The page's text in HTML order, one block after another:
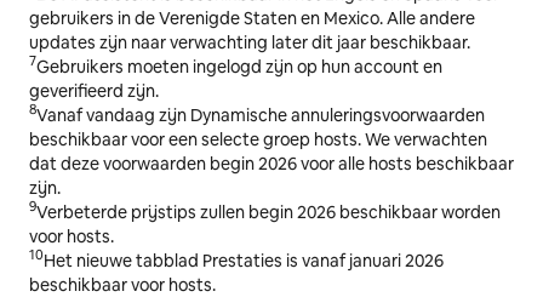
gebruikers in de Verenigde Staten en Mexico. Alle andere
updates zijn naar verwachting later dit jaar beschikbaar.
7Gebruikers moeten ingelogd zijn op hun account en
geverifieerd zijn.
8Vanaf vandaag zijn Dynamische annuleringsvoorwaarden
beschikbaar voor een selecte groep hosts. We verwachten
dat deze voorwaarden begin 2026 voor alle hosts beschikbaar
zijn.
9Verbeterde prijstips zullen begin 2026 beschikbaar worden
voor hosts.
10Het nieuwe tabblad Prestaties is vanaf januari 2026
beschikbaar voor hosts.